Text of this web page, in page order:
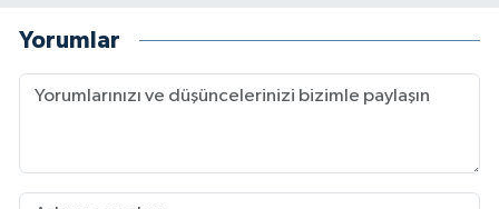
Yorumlar